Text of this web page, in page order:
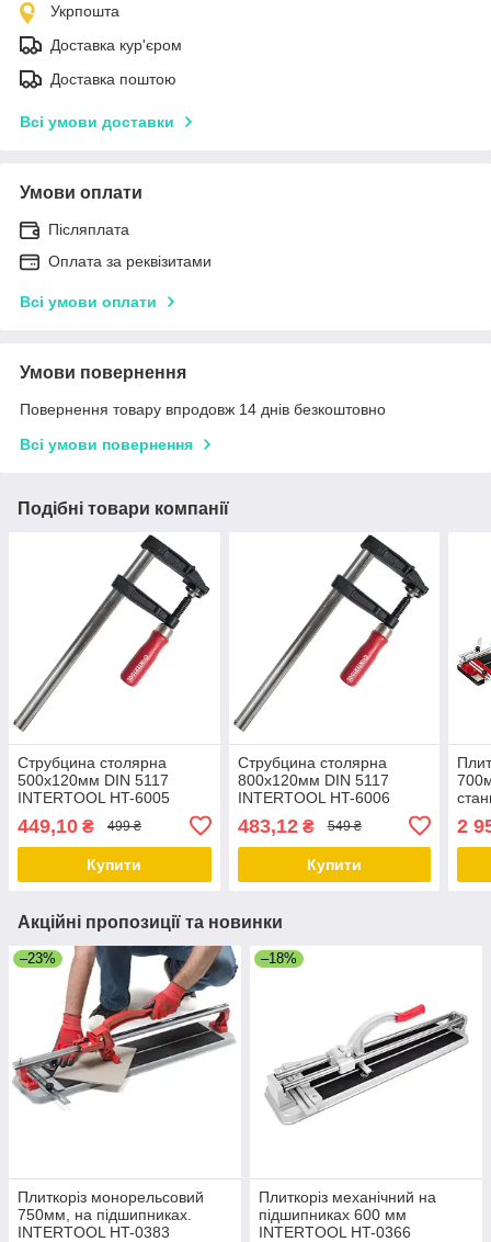
Укрпошта
Доставка кур'єром
Доставка поштою
Всі умови доставки
Умови оплати
Післяплата
Оплата за реквізитами
Всі умови оплати
Умови повернення
Повернення товару впродовж 14 днів безкоштовно
Всі умови повернення
Подібні товари компанії
Струбцина столярна
500х120мм DIN 5117
INTERTOOL HT-6005
449,10 ₴ 499 ₴
Купити
Струбцина столярна
800х120мм DIN 5117
INTERTOOL HT-6006
483,12₴ 549 ₴
Купити
2
Акційні пропозиції та новинки
–23%
Плиткоріз монорельсовий
750мм, на підшипниках.
INTERTOOL HT-0383
–18%
Плиткоріз механічний на
підшипниках 600 мм
INTERTOOL HT-0366